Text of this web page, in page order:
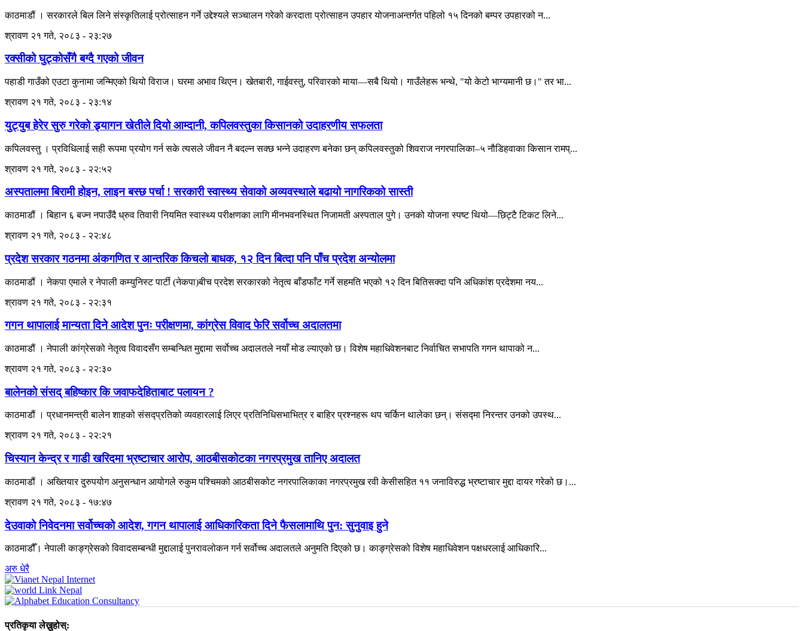
काठमाडौं । सरकारले बिल लिने संस्कृतिलाई प्रोत्साहन गर्ने उद्देश्यले सञ्चालन गरेको करदाता प्रोत्साहन उपहार योजनाअन्तर्गत पहिलो १५ दिनको बम्पर उपहारको न...
श्रावण २१ गते, २०८३ - २३:२७
रक्सीको घुट्कोसँगै बग्दै गएको जीवन
पहाडी गाउँको एउटा कुनामा जन्मिएको थियो विराज। घरमा अभाव थिएन। खेतबारी, गाईवस्तु, परिवारको माया—सबै थियो। गाउँलेहरू भन्थे, "यो केटो भाग्यमानी छ।" तर भा...
श्रावण २१ गते, २०८३ - २३:१४
युट्युब हेरेर सुरु गरेको ड्र्यागन खेतीले दियो आम्दानी, कपिलवस्तुका किसानको उदाहरणीय सफलता
कपिलवस्तु । प्रविधिलाई सही रूपमा प्रयोग गर्न सके त्यसले जीवन नै बदल्न सक्छ भन्ने उदाहरण बनेका छन् कपिलवस्तुको शिवराज नगरपालिका–५ नौडिहवाका किसान रामप्...
श्रावण २१ गते, २०८३ - २२:५२
अस्पतालमा बिरामी होइन, लाइन बस्छ पर्चा ! सरकारी स्वास्थ्य सेवाको अव्यवस्थाले बढायो नागरिकको सास्ती
काठमाडौं । बिहान ६ बज्न नपाउँदै ध्रुव तिवारी नियमित स्वास्थ्य परीक्षणका लागि मीनभवनस्थित निजामती अस्पताल पुगे। उनको योजना स्पष्ट थियो—छिट्टै टिकट लिने...
श्रावण २१ गते, २०८३ - २२:४८
प्रदेश सरकार गठनमा अंकगणित र आन्तरिक किचलो बाधक, १२ दिन बित्दा पनि पाँच प्रदेश अन्योलमा
काठमाडौं । नेकपा एमाले र नेपाली कम्युनिस्ट पार्टी (नेकपा)बीच प्रदेश सरकारको नेतृत्व बाँडफाँट गर्ने सहमति भएको १२ दिन बितिसक्दा पनि अधिकांश प्रदेशमा नय...
श्रावण २१ गते, २०८३ - २२:३१
गगन थापालाई मान्यता दिने आदेश पुनः परीक्षणमा, कांग्रेस विवाद फेरि सर्वोच्च अदालतमा
काठमाडौं । नेपाली कांग्रेसको नेतृत्व विवादसँग सम्बन्धित मुद्दामा सर्वोच्च अदालतले नयाँ मोड ल्याएको छ। विशेष महाधिवेशनबाट निर्वाचित सभापति गगन थापाको न...
श्रावण २१ गते, २०८३ - २२:३०
बालेनको संसद् बहिष्कार कि जवाफदेहिताबाट पलायन ?
काठमाडौं । प्रधानमन्त्री बालेन शाहको संसद्प्रतिको व्यवहारलाई लिएर प्रतिनिधिसभाभित्र र बाहिर प्रश्नहरू थप चर्किन थालेका छन्। संसद्मा निरन्तर उनको उपस्थ...
श्रावण २१ गते, २०८३ - २२:२१
चिस्यान केन्द्र र गाडी खरिदमा भ्रष्टाचार आरोप, आठबीसकोटका नगरप्रमुख तानिए अदालत
काठमाडौं । अख्तियार दुरुपयोग अनुसन्धान आयोगले रुकुम पश्चिमको आठबीसकोट नगरपालिकाका नगरप्रमुख रवी केसीसहित ११ जनाविरुद्ध भ्रष्टाचार मुद्दा दायर गरेको छ।...
श्रावण २१ गते, २०८३ - १७:४७
देउवाको निवेदनमा सर्वोच्चको आदेश, गगन थापालाई आधिकारिकता दिने फैसलामाथि पुन: सुनुवाइ हुने
काठमाडौँ। नेपाली काङ्ग्रेसको विवादसम्बन्धी मुद्दालाई पुनरावलोकन गर्न सर्वोच्च अदालतले अनुमति दिएको छ। काङ्ग्रेसको विशेष महाधिवेशन पक्षधरलाई आधिकारि...
अरु धेरै
प्रतिकृया लेख्नुहोस्: